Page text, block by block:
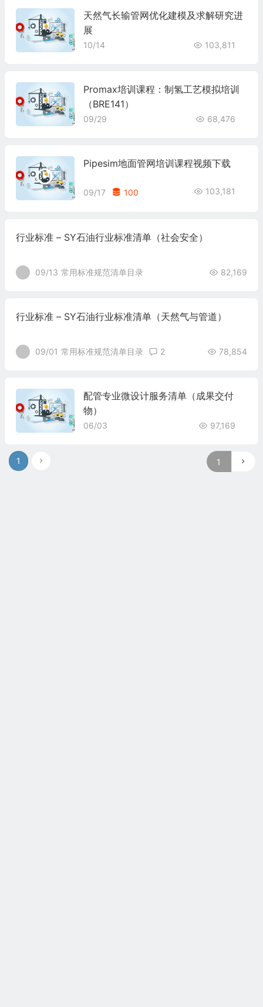
天然气长输管网优化建模及求解研究进
展
10/14 103,811
Promax培训课程：制氢工艺模拟培训
（BRE141）
09/29 68,476
Pipesim地面管网培训课程视频下载
09/17 103,181
100
行业标准 – SY石油行业标准清单（社会安全）
09/13 常用标准规范清单目录 82,169
行业标准 – SY石油行业标准清单（天然气与管道）
09/01 常用标准规范清单目录 78,854
2
配管专业微设计服务清单（成果交付
物）
06/03 97,169
1